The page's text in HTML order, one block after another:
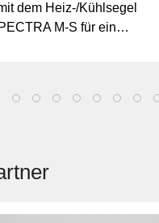
dem Heiz-/Kühlsegel
M-S für ein